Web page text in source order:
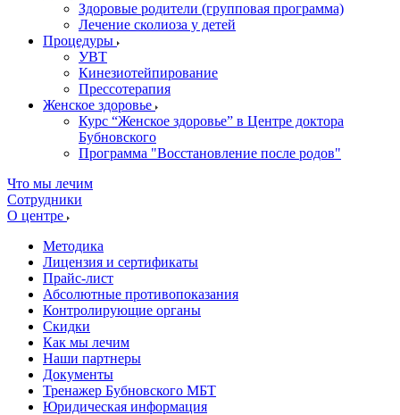
Здоровые родители (групповая программа)
Лечение сколиоза у детей
Процедуры
УВТ
Кинезиотейпирование
Прессотерапия
Женское здоровье
Курс “Женское здоровье” в Центре доктора
Бубновского
Программа "Восстановление после родов"
Что мы лечим
Сотрудники
О центре
Методика
Лицензия и сертификаты
Прайс-лист
Абсолютные противопоказания
Контролирующие органы
Скидки
Как мы лечим
Наши партнеры
Документы
Тренажер Бубновского МБТ
Юридическая информация